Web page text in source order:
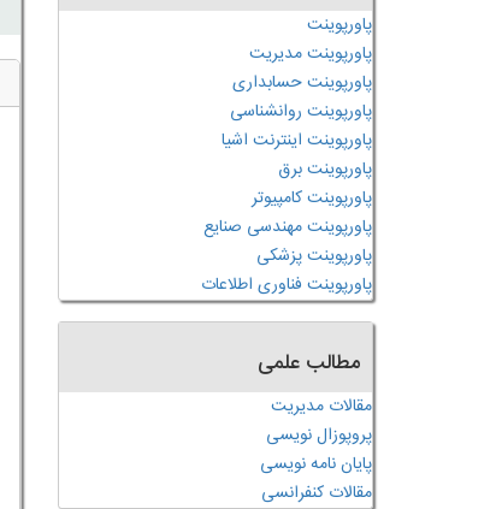
پاورپوینت
پاورپوینت مدیریت
پاورپوینت حسابداری
پاورپوینت روانشناسی
پاورپوینت اینترنت اشیا
پاورپوینت برق
پاورپوینت کامپیوتر
پاورپوینت مهندسی صنایع
پاورپوینت پزشکی
پاورپوینت فناوری اطلاعات
مطالب علمی
مقالات مدیریت
پروپوزال نویسی
پایان نامه نویسی
مقالات کنفرانسی